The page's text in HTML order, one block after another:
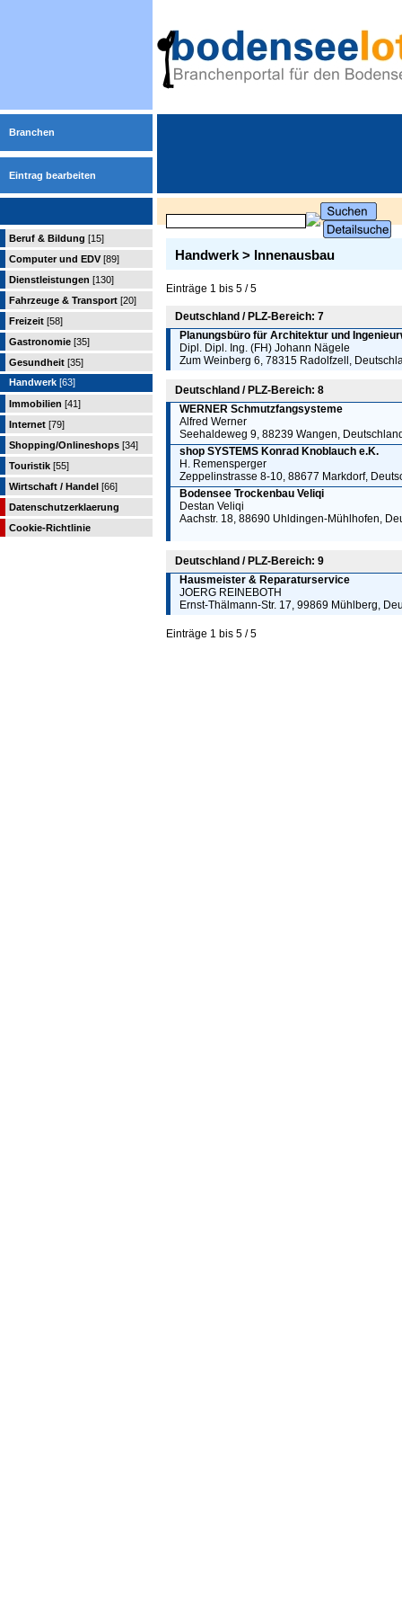
Branchen
Eintrag bearbeiten
Beruf & Bildung [15]
Computer und EDV [89]
Dienstleistungen [130]
Fahrzeuge & Transport [20]
Freizeit [58]
Gastronomie [35]
Gesundheit [35]
Handwerk [63]
Immobilien [41]
Internet [79]
Shopping/Onlineshops [34]
Touristik [55]
Wirtschaft / Handel [66]
Datenschutzerklaerung
Cookie-Richtlinie
Handwerk > Innenausbau
Einträge 1 bis 5 / 5
Deutschland / PLZ-Bereich: 7
Planungsbüro für Architektur und
Dipl. Dipl. Ing. (FH) Johann Nägele
Zum Weinberg 6, 78315 Radolfzell,
Deutschland / PLZ-Bereich: 8
WERNER Schmutzfangsysteme
Alfred Werner
Seehaldeweg 9, 88239 Wangen,
shop SYSTEMS Konrad Knoblauch e.K.
H. Remensperger
Zeppelinstrasse 8-10, 88677 Markdorf,
Bodensee Trockenbau Veliqi
Destan Veliqi
Aachstr. 18, 88690 Uhldingen-Mühlhofen,
Deutschland / PLZ-Bereich: 9
Hausmeister & Reparaturservice
JOERG REINEBOTH
Ernst-Thälmann-Str. 17, 99869 Mühlberg,
Einträge 1 bis 5 / 5